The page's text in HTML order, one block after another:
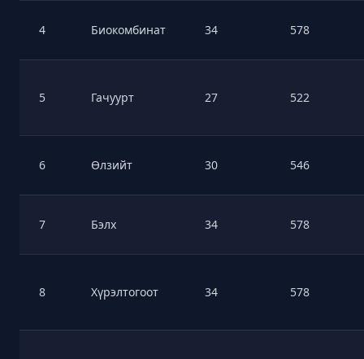
4 Биокомбинат 34 578
5 Гачуурт 27 522
6 Өлзийт 30 546
7 Бэлх 34 578
8 Хүрэлтогоот 34 578